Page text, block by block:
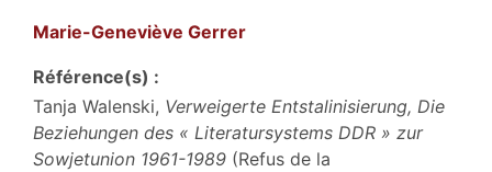
Marie-Geneviève Gerrer
Référence(s) :
Tanja Walenski, Verweigerte Entstalinisierung, Die
Beziehungen des « Literatursystems DDR » zur
Sowjetunion 1961-1989 (Refus de la